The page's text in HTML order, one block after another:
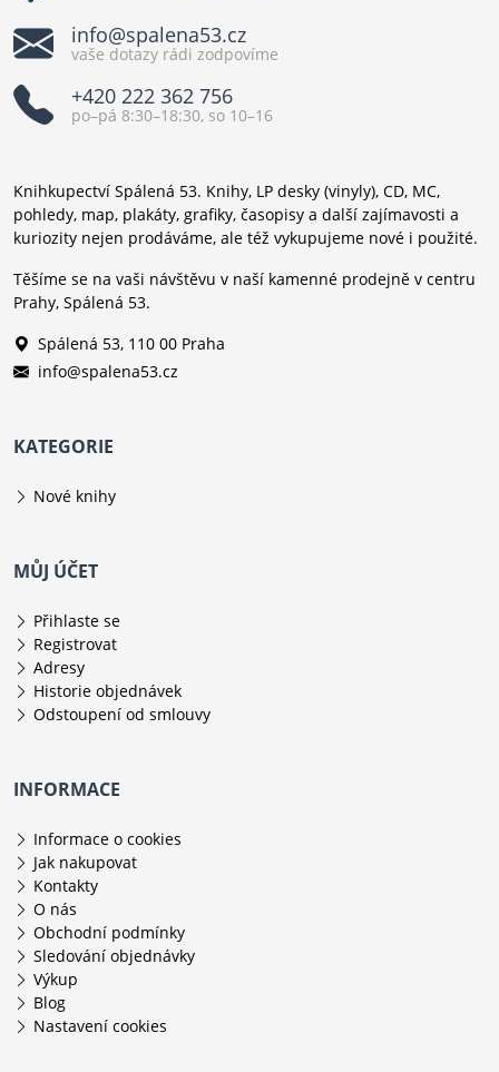
info@spalena53.cz
vaše dotazy rádi zodpovíme
+420 222 362 756
po–pá 8:30–18:30, so 10–16
Knihkupectví Spálená 53. Knihy, LP desky (vinyly), CD, MC,
pohledy, map, plakáty, grafiky, časopisy a další zajímavosti a
kuriozity nejen prodáváme, ale též vykupujeme nové i použité.
Těšíme se na vaši návštěvu v naší kamenné prodejně v centru
Prahy, Spálená 53.
Spálená 53, 110 00 Praha
info@spalena53.cz
KATEGORIE
Nové knihy
MŮJ ÚČET
Přihlaste se
Registrovat
Adresy
Historie objednávek
Odstoupení od smlouvy
INFORMACE
Informace o cookies
Jak nakupovat
Kontakty
O nás
Obchodní podmínky
Sledování objednávky
Výkup
Blog
Nastavení cookies